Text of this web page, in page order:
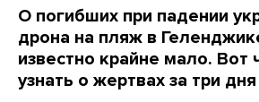
О погибших при падении
дрона на пляж в
известно крайне мало. Вот
узнать о жертвах за три дня